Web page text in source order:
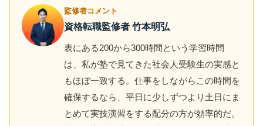
監修者コメント
資格転職監修者 竹本明弘
表にある200から300時間という学習時間
は、私が塾で見てきた社会人受験生の実感と
もほぼ一致する。仕事をしながらこの時間を
確保するなら、平日に少しずつより土日にま
とめて実技演習をする配分の方が効率的だ。